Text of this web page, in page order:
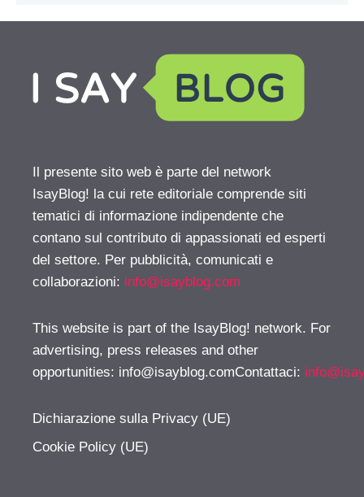
Il presente sito web è parte del network
IsayBlog! la cui rete editoriale comprende siti
tematici di informazione indipendente che
contano sul contributo di appassionati ed esperti
del settore. Per pubblicità, comunicati e
collaborazioni: info@isayblog.com
This website is part of the IsayBlog! network. For
advertising, press releases and other
opportunities: info@isayblog.comContattaci:
Dichiarazione sulla Privacy (UE)
Cookie Policy (UE)